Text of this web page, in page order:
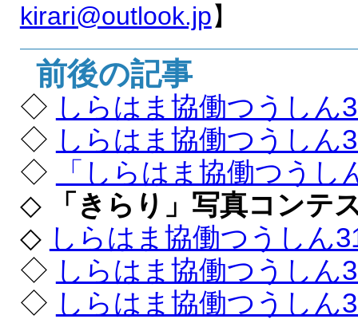
kirari@outlook.jp】
前後の記事
◇ しらはま協働つうしん
◇ しらはま協働つうしん
◇
「しらはま協働つう
◇
「きらり」写真コンテ
◇ しらはま協働つうしん
◇ しらはま協働つうしん
◇ しらはま協働つうしん